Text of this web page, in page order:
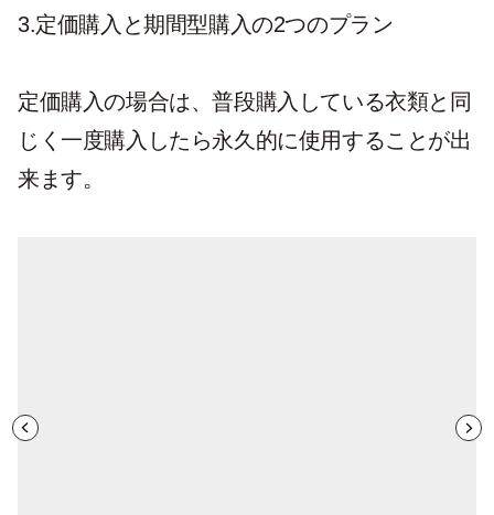
3.定価購入と期間型購入の2つのプラン
定価購入の場合は、普段購入している衣類と同
じく一度購入したら永久的に使用することが出
来ます。